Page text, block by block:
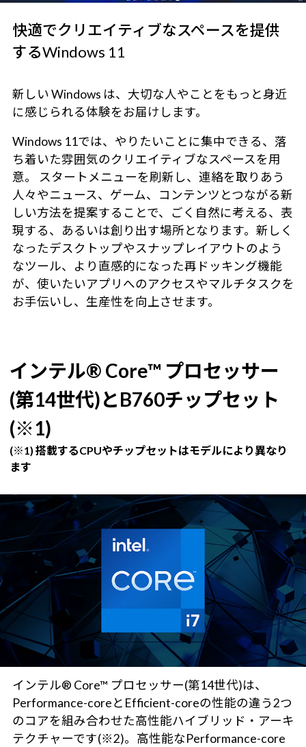
快適でクリエイティブなスペースを提供
するWindows 11
新しい Windows は、大切な人やことをもっと身近
に感じられる体験をお届けします。
Windows 11では、やりたいことに集中できる、落
ち着いた雰囲気のクリエイティブなスペースを用
意。 スタートメニューを刷新し、連絡を取りあう
人々やニュース、ゲーム、コンテンツとつながる新
しい方法を提案することで、ごく自然に考える、表
現する、あるいは創り出す場所となります。新しく
なったデスクトップやスナップレイアウトのよう
なツール、より直感的になった再ドッキング機能
が、使いたいアプリへのアクセスやマルチタスクを
お手伝いし、生産性を向上させます。
インテル® Core™ プロセッサー
(第14世代)とB760チップセット
(※1)
(※1) 搭載するCPUやチップセットはモデルにより異なり
ます
インテル® Core™ プロセッサー(第14世代)は、
Performance-coreとEfficient-coreの性能の違う2つ
のコアを組み合わせた高性能ハイブリッド・アーキ
テクチャーです(※2)。高性能なPerformance-core